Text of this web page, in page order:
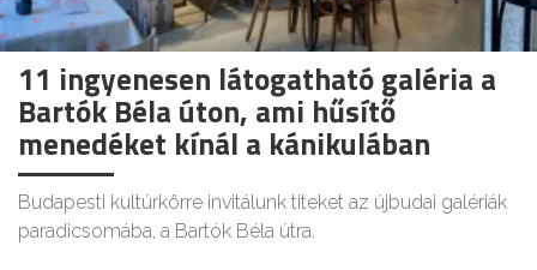
11 ingyenesen látogatható galéria a
Bartók Béla úton, ami hűsítő
menedéket kínál a kánikulában
Budapesti kultúrkörre invitálunk titeket az újbudai galériák
paradicsomába, a Bartók Béla útra.